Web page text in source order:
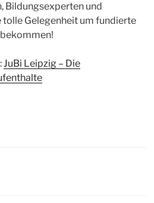
Bildungsexperten und
Gelegenheit um fundierte
JuBi Leipzig – Die